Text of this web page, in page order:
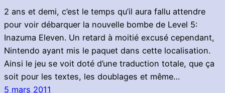
2 ans et demi, c’est le temps qu’il aura fallu attendre
pour voir débarquer la nouvelle bombe de Level 5:
Inazuma Eleven. Un retard à moitié excusé cependant,
Nintendo ayant mis le paquet dans cette localisation.
Ainsi le jeu se voit doté d’une traduction totale, que ça
soit pour les textes, les doublages et même…
5 mars 2011